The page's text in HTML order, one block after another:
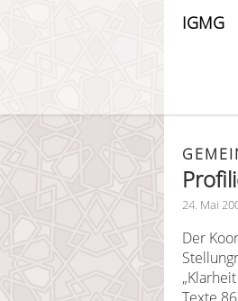
IGMG
24. Mai
Der